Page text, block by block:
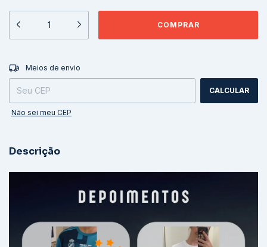
Entregas para o CEP:
Meios de envio
CALCULAR
Não sei meu CEP
Descrição